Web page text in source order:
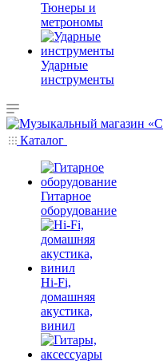
Тюнеры и
метрономы
Ударные
инструменты
Каталог
Гитарное
оборудование
Hi-Fi,
домашняя
акустика,
винил